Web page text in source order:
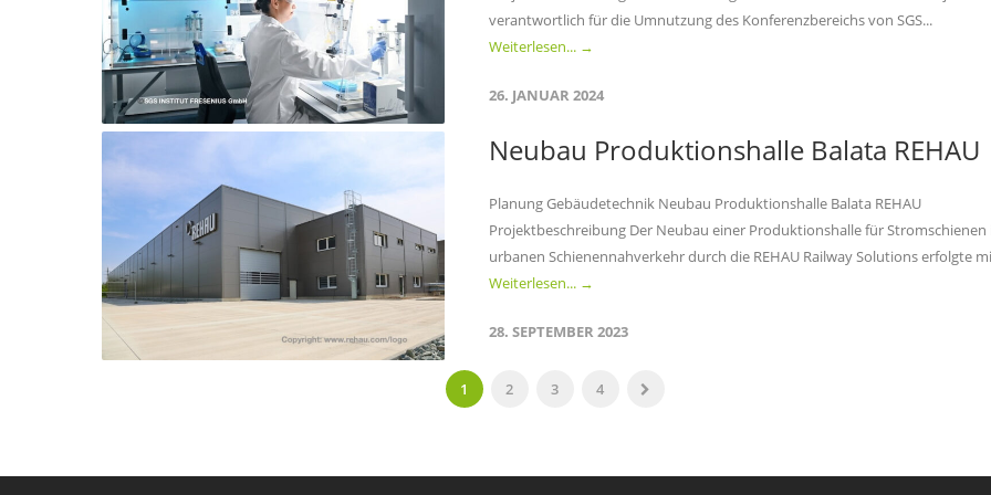
verantwortlich für die Umnutzung des Konferenzbereichs von SGS...
Weiterlesen... →
26. JANUAR 2024
Neubau Produktionshalle Balata REHAU
Planung Gebäudetechnik Neubau Produktionshalle Balata REHAU
Projektbeschreibung Der Neubau einer Produktionshalle für Stromschienen
urbanen Schienennahverkehr durch die REHAU Railway Solutions erfolgte
Weiterlesen... →
28. SEPTEMBER 2023
1 2 3 4